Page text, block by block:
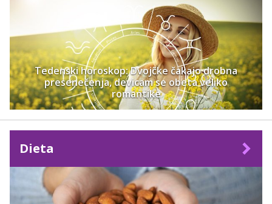
Tedenski horoskop: Dvojčke čakajo drobna
presenečenja, devicam se obeta veliko
romantike
Dieta